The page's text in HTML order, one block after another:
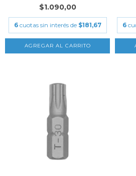
$1.090,00
6 cuotas sin interés de $181,67 6